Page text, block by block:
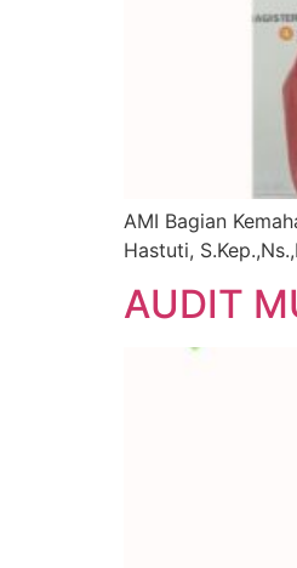
AMI Bagian
Hastuti,
AUDIT